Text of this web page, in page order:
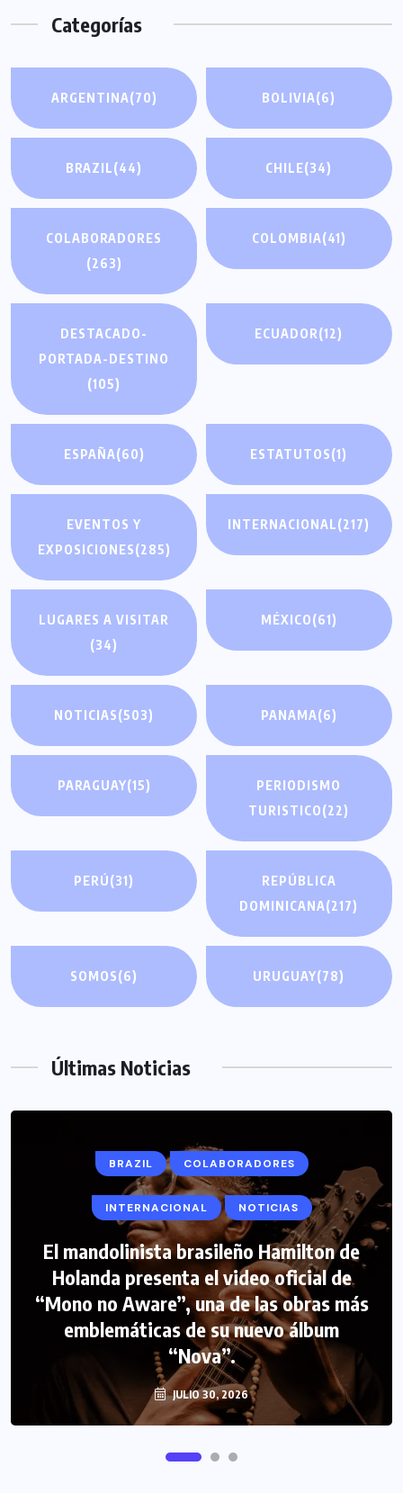
Categorías
ARGENTINA(70) BOLIVIA(6)
BRAZIL(44) CHILE(34)
COLABORADORES
(263)
COLOMBIA(41)
DESTACADO-
PORTADA-DESTINO
(105)
ECUADOR(12)
ESPAÑA(60) ESTATUTOS(1)
EVENTOS Y
EXPOSICIONES(285)
INTERNACIONAL(217)
LUGARES A VISITAR
(34)
MÉXICO(61)
NOTICIAS(503) PANAMA(6)
PARAGUAY(15)
PERIODISMO
TURISTICO(22)
PERÚ(31)
REPÚBLICA
DOMINICANA(217)
SOMOS(6) URUGUAY(78)
Últimas Noticias
BRAZIL COLABORADORES
INTERNACIONAL NOTICIAS
El mandolinista brasileño Hamilton de
Holanda presenta el video oficial de
“Mono no Aware”, una de las obras más
emblemáticas de su nuevo álbum
“Nova”.
JULIO 30, 2026